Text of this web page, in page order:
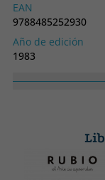
EAN
9788485252930
Año de edición
1983